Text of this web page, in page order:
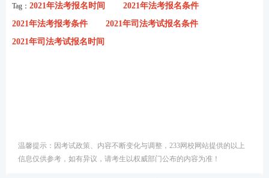
Tag： 2021年法考报名时间
2021年法考报名条件
2021年法考报考条件
2021年司法考试报名条件
2021年司法考试报名时间
温馨提示：因考试政策、内容不断变化与调整，233网校网站提供的以上
信息仅供参考，如有异议，请考生以权威部门公布的内容为准！